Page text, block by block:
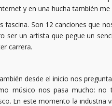
y en una hucha también
Son 12 canciones que
ser un artista que pegue un
carrera.
desde el inicio nos
músico nos pasa mucho:
En este momento la industria